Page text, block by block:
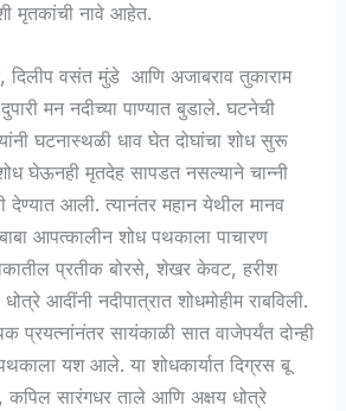
मृतकांची नावे आहेत.
दिलीप वसंत मुंडे आणि अजाबराव तुकाराम
मन नदीच्या पाण्यात बुडाले. घटनेची
घटनास्थळी धाव घेत दोघांचा शोध सुरू
घेऊनही मृतदेह सापडत नसल्याने चान्नी
देण्यात आली. त्यानंतर महान येथील मानव
आपत्कालीन शोध पथकाला पाचारण
प्रतीक बोरसे, शेखर केवट, हरीश
आदींनी नदीपात्रात शोधमोहीम राबविली.
प्रयत्नांनंतर सायंकाळी सात वाजेपर्यंत दोन्ही
यश आले. या शोधकार्यात दिग्रस बू
सारंगधर ताले आणि अक्षय धोत्रे